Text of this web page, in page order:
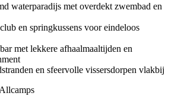
waterparadijs met overdekt zwembad en
en springkussens voor eindeloos
met lekkere afhaalmaaltijden en
en sfeervolle vissersdorpen vlakbij